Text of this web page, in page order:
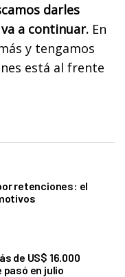
darles
a continuar. En
y tengamos
está al frente
retenciones: el
de US$ 16.000
pasó en julio